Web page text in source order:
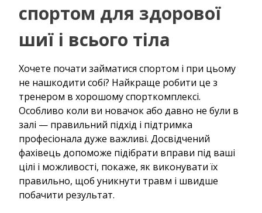
спортом для здорової
шиї і всього тіла
Хочете почати займатися спортом і при цьому
не нашкодити собі? Найкраще робити це з
тренером в хорошому спорткомплексі.
Особливо коли ви новачок або давно не були в
залі — правильний підхід і підтримка
професіонала дуже важливі. Досвідчений
фахівець допоможе підібрати вправи під ваші
цілі і можливості, покаже, як виконувати їх
правильно, щоб уникнути травм і швидше
побачити результат.